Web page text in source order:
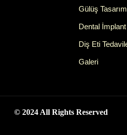
Gülüş
Dental İmplant
Diş Eti
Galeri
© 2024 All Rights Reserved